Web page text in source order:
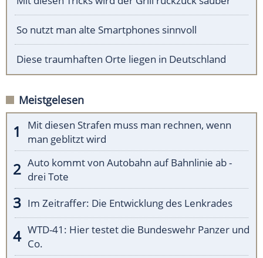
So nutzt man alte Smartphones sinnvoll
Diese traumhaften Orte liegen in Deutschland
Meistgelesen
Mit diesen Strafen muss man rechnen, wenn
man geblitzt wird
Auto kommt von Autobahn auf Bahnlinie ab -
drei Tote
Im Zeitraffer: Die Entwicklung des Lenkrades
WTD-41: Hier testet die Bundeswehr Panzer und
Co.